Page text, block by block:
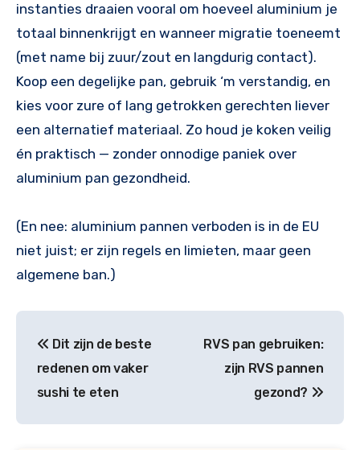
instanties draaien vooral om hoeveel aluminium je
totaal binnenkrijgt en wanneer migratie toeneemt
(met name bij zuur/zout en langdurig contact).
Koop een degelijke pan, gebruik ‘m verstandig, en
kies voor zure of lang getrokken gerechten liever
een alternatief materiaal. Zo houd je koken veilig
én praktisch — zonder onnodige paniek over
aluminium pan gezondheid.
(En nee: aluminium pannen verboden is in de EU
niet juist; er zijn regels en limieten, maar geen
algemene ban.)
navigatie
Dit zijn de beste
redenen om vaker
sushi te eten
RVS pan gebruiken:
zijn RVS pannen
gezond?